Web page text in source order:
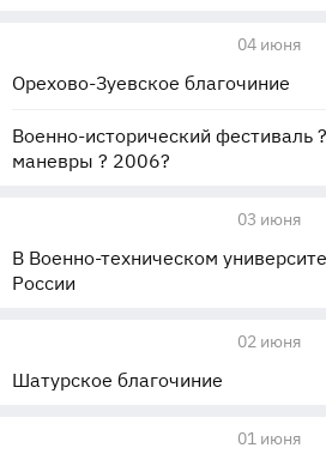
04 июня
Орехово-Зуевское благочиние
Военно-исторический фестиваль
маневры ? 2006?
03 июня
В Военно-техническом
России
02 июня
Шатурское благочиние
01 июня